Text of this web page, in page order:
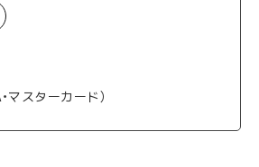
マスターカード）